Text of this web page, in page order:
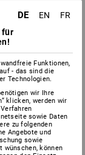
DE EN
FR
für
Funktionen,
- das sind die
Technologien.
wir Ihre
klicken, werden wir
sowie Daten
zu folgenden
Angebote und
sowie
wünschen, können